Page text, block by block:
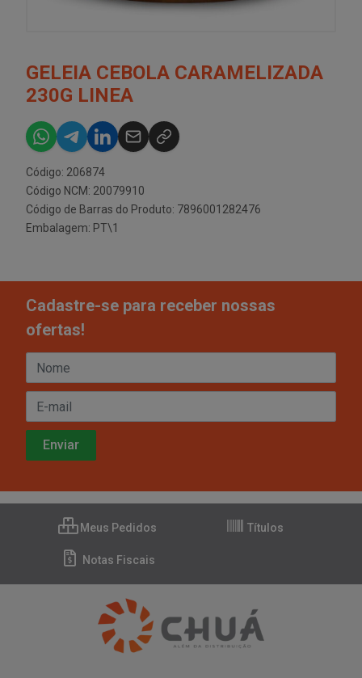
GELEIA CEBOLA CARAMELIZADA
230G LINEA
Código: 206874
Código NCM: 20079910
Código de Barras do Produto: 7896001282476
Embalagem: PT\1
Cadastre-se para receber nossas
ofertas!
Meus Pedidos Títulos
Notas Fiscais